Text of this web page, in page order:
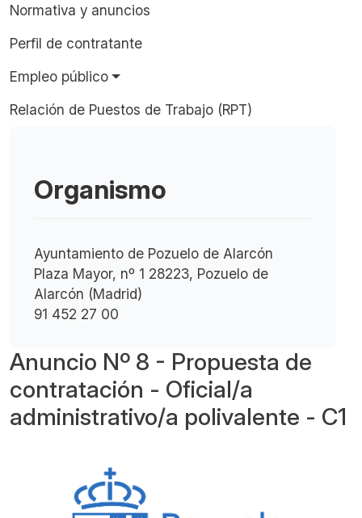
Normativa y anuncios
Perfil de contratante
Empleo público
Relación de Puestos de Trabajo (RPT)
Organismo
Ayuntamiento de Pozuelo de Alarcón
Plaza Mayor, nº 1 28223, Pozuelo de
Alarcón (Madrid)
91 452 27 00
Anuncio Nº 8 - Propuesta de
contratación - Oficial/a
administrativo/a polivalente - C1